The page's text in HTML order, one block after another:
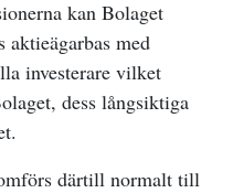
kan Bolaget
aktieägarbas med
investerare vilket
dess långsiktiga
därtill normalt till